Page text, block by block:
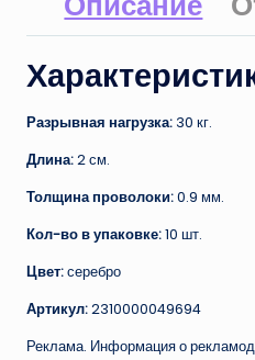
Разрывная нагрузка: 30 кг.
Длина:2 см.
Толщина проволоки:0.9 мм.
Кол-во в упаковке:10 шт.
Цвет:серебро
Артикул:2310000049694
Реклама. Информация о